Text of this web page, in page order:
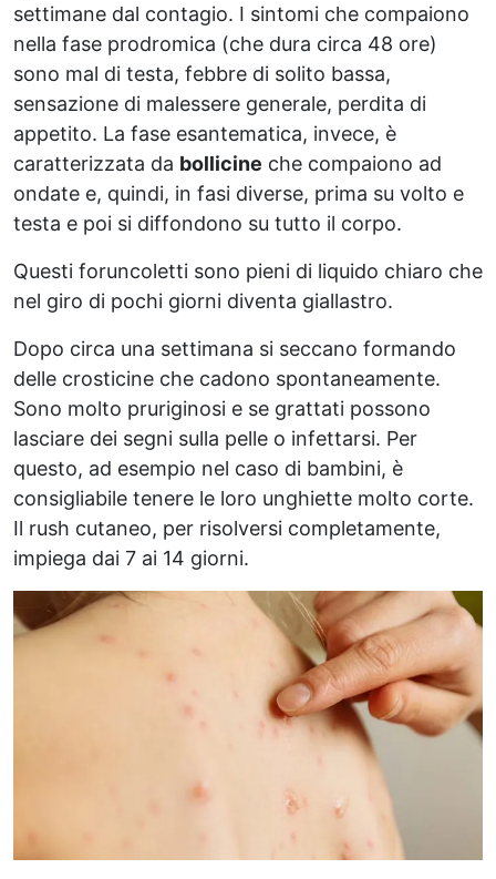
settimane dal contagio. I sintomi che compaiono
nella fase prodromica (che dura circa 48 ore)
sono mal di testa, febbre di solito bassa,
sensazione di malessere generale, perdita di
appetito. La fase esantematica, invece, è
caratterizzata da bollicine che compaiono ad
ondate e, quindi, in fasi diverse, prima su volto e
testa e poi si diffondono su tutto il corpo.
Questi foruncoletti sono pieni di liquido chiaro che
nel giro di pochi giorni diventa giallastro.
Dopo circa una settimana si seccano formando
delle crosticine che cadono spontaneamente.
Sono molto pruriginosi e se grattati possono
lasciare dei segni sulla pelle o infettarsi. Per
questo, ad esempio nel caso di bambini, è
consigliabile tenere le loro unghiette molto corte.
Il rush cutaneo, per risolversi completamente,
impiega dai 7 ai 14 giorni.